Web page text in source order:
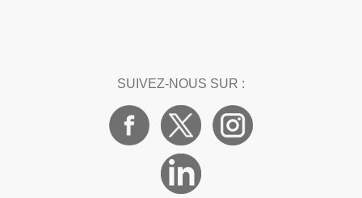
SUIVEZ-NOUS SUR :